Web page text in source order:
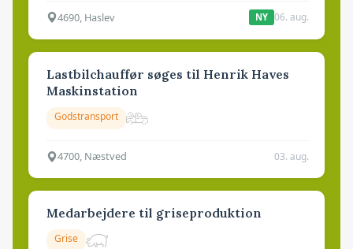
4690, Haslev NY 06. aug.
Lastbilchauffør søges til Henrik Haves
Maskinstation
Godstransport
4700, Næstved 03. aug.
Medarbejdere til griseproduktion
Grise